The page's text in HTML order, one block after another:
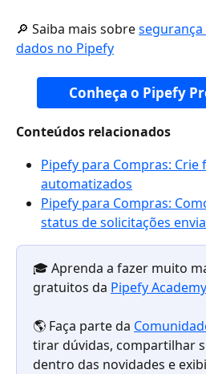
🔎 Saiba mais sobre
dados no Pipefy
Conheça o Pipefy
Conteúdos relacionados
Pipefy para Compras: Crie
automatizados
Pipefy para Compras:
status de solicitações
🎓 Aprenda a fazer muito
gratuitos da Pipefy Academy
🌎 Faça parte da
tirar dúvidas, compartilhar
dentro das novidades e